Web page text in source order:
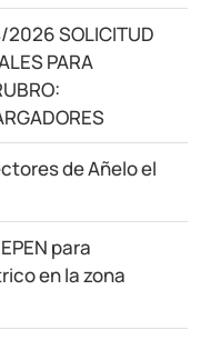
2026 SOLICITUD
PARA
de Añelo el
para
en la zona